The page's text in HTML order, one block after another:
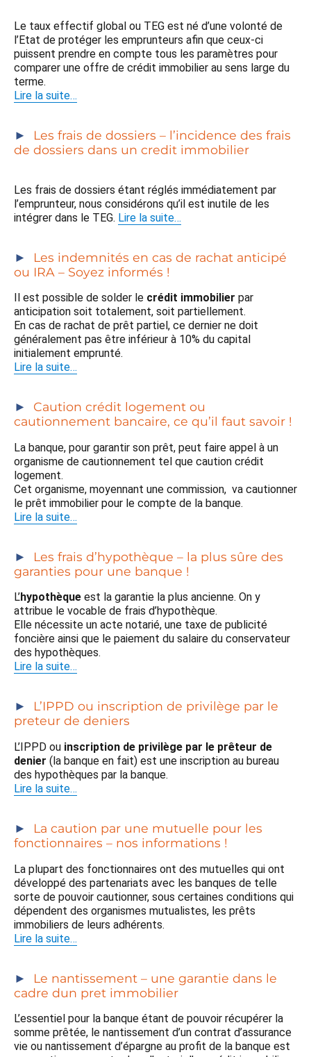
Le taux effectif global ou TEG est né d’une volonté de
l’Etat de protéger les emprunteurs afin que ceux-ci
puissent prendre en compte tous les paramètres pour
comparer une offre de crédit immobilier au sens large du
terme.
Lire la suite…
Les frais de dossiers – l’incidence des frais
de dossiers dans un credit immobilier
Les frais de dossiers étant réglés immédiatement par
l’emprunteur, nous considérons qu’il est inutile de les
intégrer dans le TEG. Lire la suite…
Les indemnités en cas de rachat anticipé
ou IRA – Soyez informés !
Il est possible de solder le crédit immobilier par
anticipation soit totalement, soit partiellement.
En cas de rachat de prêt partiel, ce dernier ne doit
généralement pas être inférieur à 10% du capital
initialement emprunté.
Lire la suite…
Caution crédit logement ou
cautionnement bancaire, ce qu’il faut savoir !
La banque, pour garantir son prêt, peut faire appel à un
organisme de cautionnement tel que caution crédit
logement.
Cet organisme, moyennant une commission, va cautionner
le prêt immobilier pour le compte de la banque.
Lire la suite…
Les frais d’hypothèque – la plus sûre des
garanties pour une banque !
L’hypothèque est la garantie la plus ancienne. On y
attribue le vocable de frais d’hypothèque.
Elle nécessite un acte notarié, une taxe de publicité
foncière ainsi que le paiement du salaire du conservateur
des hypothèques.
Lire la suite…
L’IPPD ou inscription de privilège par le
preteur de deniers
L’IPPD ou inscription de privilège par le prêteur de
denier (la banque en fait) est une inscription au bureau
des hypothèques par la banque.
Lire la suite…
La caution par une mutuelle pour les
fonctionnaires – nos informations !
La plupart des fonctionnaires ont des mutuelles qui ont
développé des partenariats avec les banques de telle
sorte de pouvoir cautionner, sous certaines conditions qui
dépendent des organismes mutualistes, les prêts
immobiliers de leurs adhérents.
Lire la suite…
Le nantissement – une garantie dans le
cadre dun pret immobilier
L’essentiel pour la banque étant de pouvoir récupérer la
somme prêtée, le nantissement d’un contrat d’assurance
vie ou nantissement d’épargne au profit de la banque est